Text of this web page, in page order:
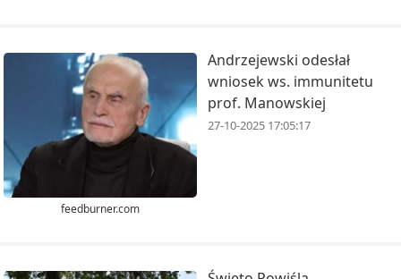
feedburner.com
Andrzejewski odesłał
wniosek ws. immunitetu
prof. Manowskiej
27-10-2025 17:05:17